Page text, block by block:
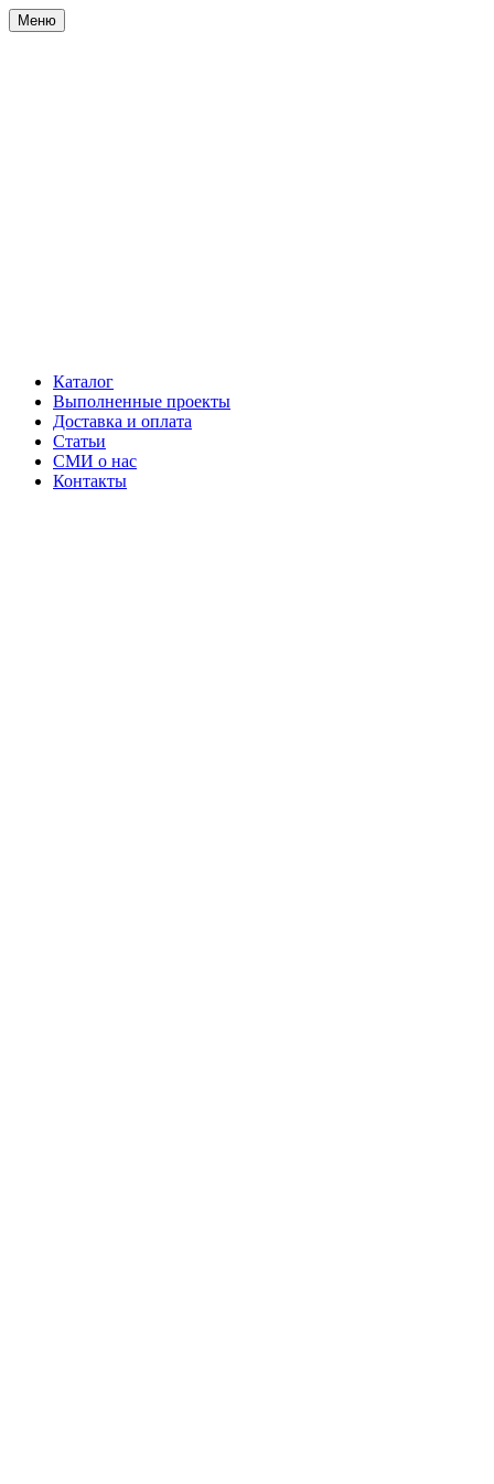
Меню
Каталог
Выполненные проекты
Доставка и оплата
Статьи
СМИ о нас
Контакты